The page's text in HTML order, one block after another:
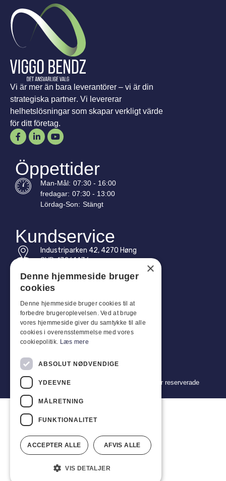
Vi är mer än bara leverantörer – vi är din
strategiska partner. Vi levererar
helhetslösningar som skapar verkligt värde
för ditt företag.
Öppettider
Man-Mål: 07:30 - 16:00
fredagar: 07:30 - 13:00
Lördag-Son: Stängt
Kundservice
Industriparken 42, 4270 Høng
CVR: 17261436
Tel: +45 4396 4122
Snabblänkar
Integritetspolicy
Försäljnings- och leveransvillkor
Copyright 2024 © Viggo Bendz. Alla rättigheter reserverade
×
Denne hjemmeside bruger
cookies
Denne hjemmeside bruger cookies til at
forbedre brugeroplevelsen. Ved at bruge
vores hjemmeside giver du samtykke til alle
cookies i overensstemmelse med vores
cookiepolitik. Læs mere
ABSOLUT NØDVENDIGE
YDEEVNE
MÅLRETNING
FUNKTIONALITET
ACCEPTER ALLE AFVIS ALLE
VIS DETALJER